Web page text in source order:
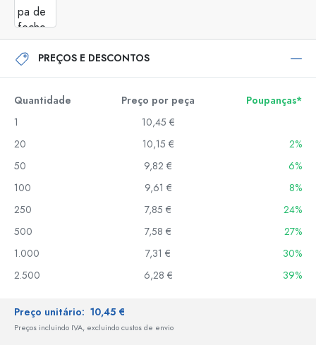
PREÇOS E DESCONTOS
Quantidade Preço por peça
Poupanças*
1
10,45 €
20
10,15 €
2%
50
9,82 €
6%
100
9,61 €
8%
250
7,85 €
24%
500
7,58 €
27%
1.000
7,31 €
30%
2.500
6,28 € 39%
Preço unitário: 10,45 €
Preços incluindo IVA, excluindo custos de envio